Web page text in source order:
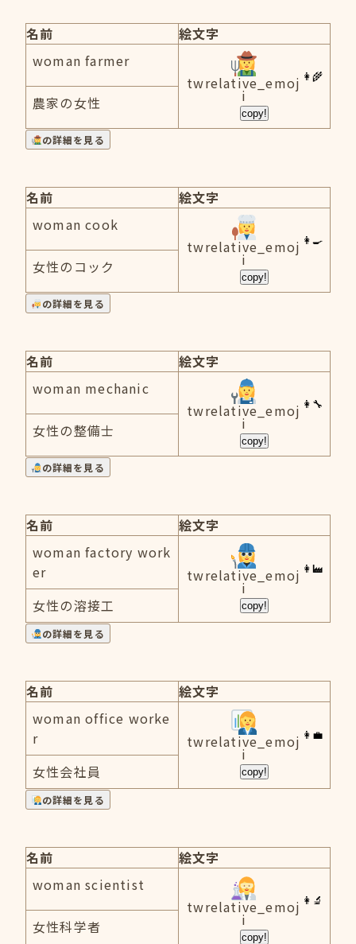
名前
絵文字
woman farmer
twrelative_emoj
i
copy!
農家の女性
の詳細を見る
名前
絵文字
woman cook
twrelative_emoj
i
copy!
女性のコック
の詳細を見る
名前
絵文字
woman mechanic
twrelative_emoj
i
copy!
女性の整備士
の詳細を見る
名前
絵文字
woman factory work
er
twrelative_emoj
i
copy!
女性の溶接工
の詳細を見る
名前
絵文字
woman office worke
r
twrelative_emoj
i
copy!
女性会社員
の詳細を見る
名前
絵文字
woman scientist
twrelative_emoj
i
copy!
女性科学者